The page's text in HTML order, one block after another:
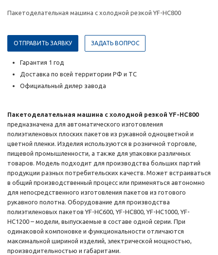
Пакетоделательная машина с холодной резкой YF-HC800
ОТПРАВИТЬ ЗАЯВКУ ЗАДАТЬ ВОПРОС
Гарантия 1 год
Доставка по всей территории РФ и ТС
Официальный дилер завода
Пакетоделательная машина с холодной резкой YF-HC800
предназначена для автоматического изготовления
полиэтиленовых плоских пакетов из рукавной одноцветной и
цветной пленки. Изделия используются в розничной торговле,
пищевой промышленности, а также для упаковки различных
товаров. Модель подходит для производства больших партий
продукции разных потребительских качеств. Может встраиваться
в общий производственный процесс или применяться автономно
для непосредственного изготовления пакетов из готового
рукавного полотна. Оборудование для производства
полиэтиленовых пакетов YF-HC600, YF-HC800, YF-HC1000, YF-
HC1200 – модели, выпускаемые в составе одной серии. При
одинаковой компоновке и функциональности отличаются
максимальной шириной изделий, электрической мощностью,
производительностью и габаритами.